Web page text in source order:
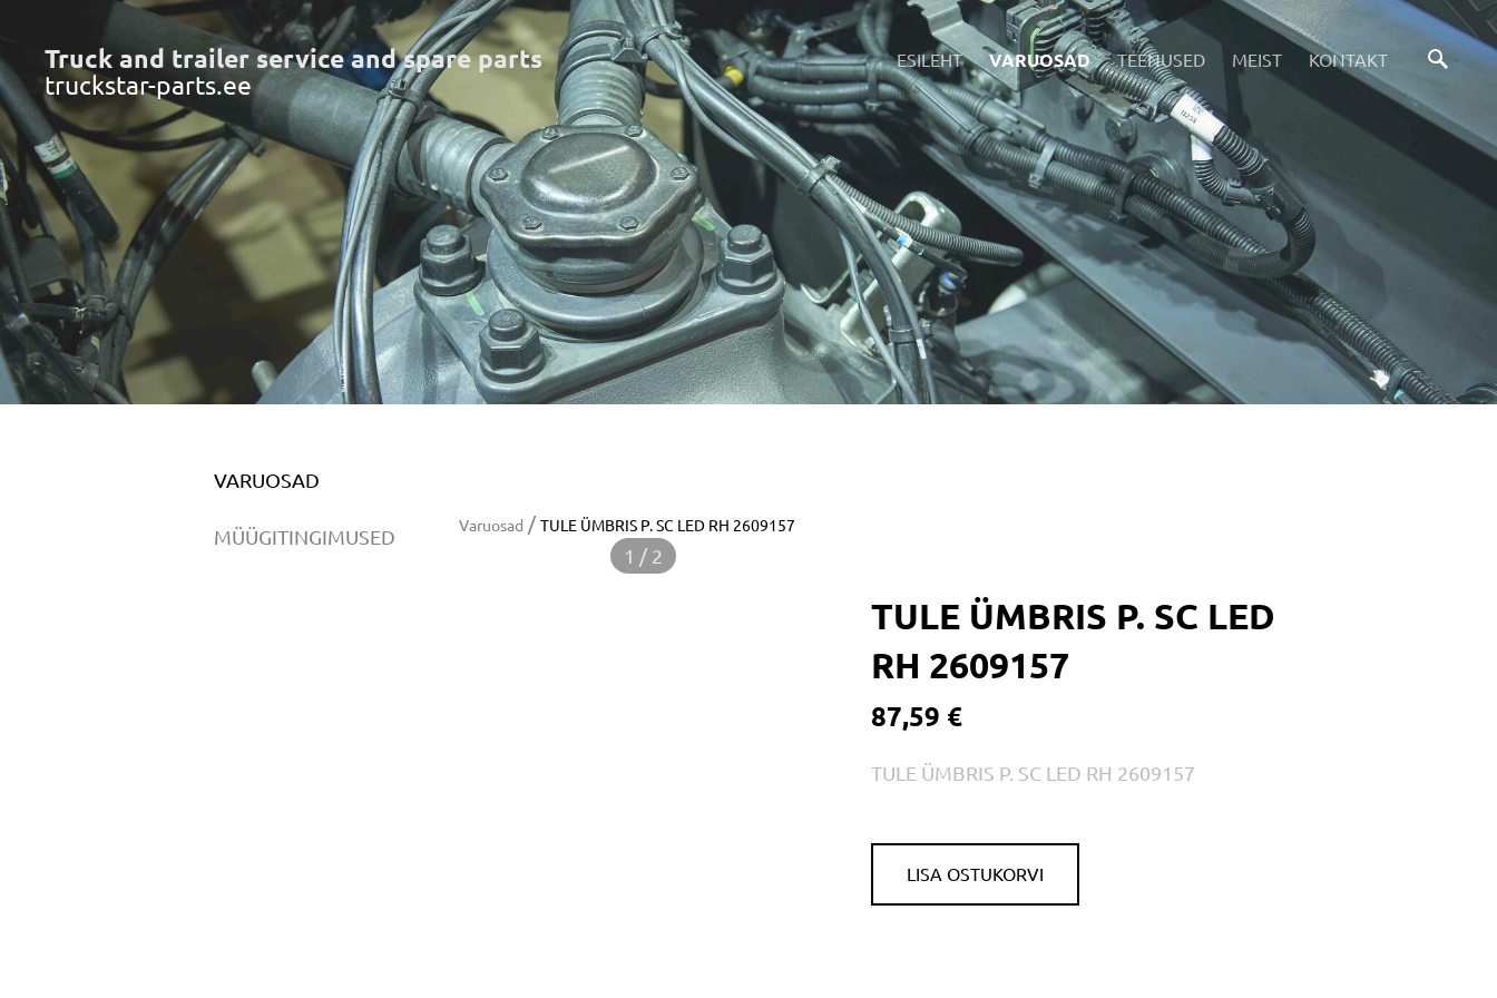
Truck and trailer service and spare parts
truckstar-parts.ee
ESILEHT VARUOSAD TEENUSED MEIST KONTAKT
VARUOSAD
MÜÜGITINGIMUSED Varuosad / TULE ÜMBRIS P. SC LED RH 2609157
1 / 2
TULE ÜMBRIS P. SC LED
RH 2609157
87,59 €
TULE ÜMBRIS P. SC LED RH 2609157
LISA OSTUKORVI